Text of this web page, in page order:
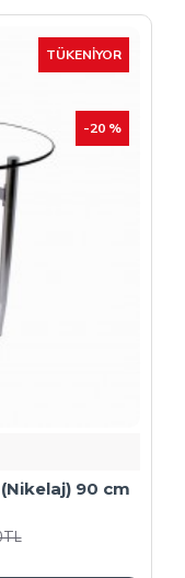
-15 %
(Werzalit,
80X80) -